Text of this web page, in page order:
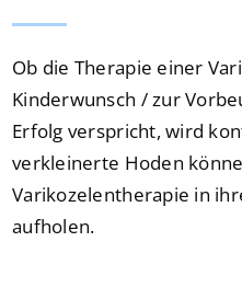
Ob die Therapie einer
Kinderwunsch / zur
Erfolg verspricht, wird
verkleinerte Hoden
Varikozelentherapie in
aufholen.